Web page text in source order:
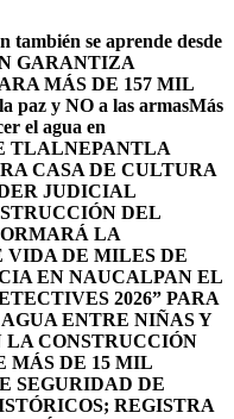
también se aprende desde
GARANTIZA
MÁS DE 157 MIL
paz y NO a las armasMás
el agua en
TLALNEPANTLA
CASA DE CULTURA
JUDICIAL
DEL
LA
DE MILES DE
EN NAUCALPAN EL
2026” PARA
ENTRE NIÑAS Y
CONSTRUCCIÓN
MÁS DE 15 MIL
SEGURIDAD DE
REGISTRA